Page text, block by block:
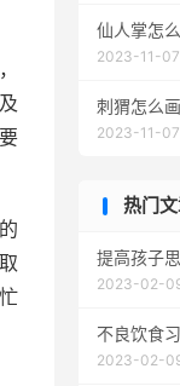
仙人掌怎
2023-11-07
刺猬怎么画
2023-11-07
热门
提高孩子
2023-02-
不良饮食
2023-02-